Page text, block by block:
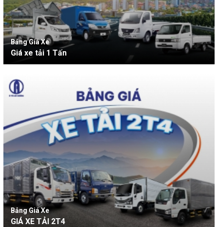
Bảng Giá Xe
Giá xe tải 1 Tấn
Bảng Giá Xe
GIÁ XE TẢI 2T4